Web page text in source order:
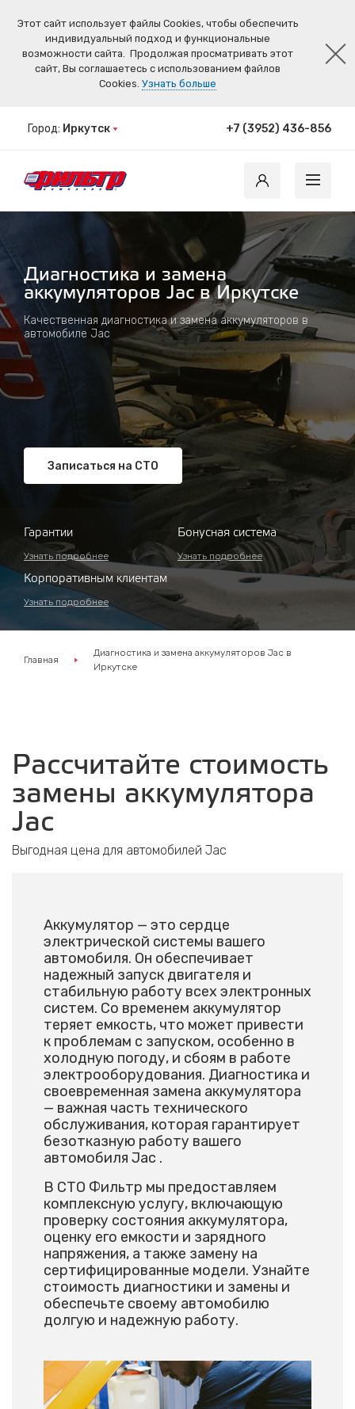
Этот сайт использует файлы Cookies, чтобы обеспечить
индивидуальный подход и функциональные
возможности сайта. Продолжая просматривать этот
сайт, Вы соглашаетесь с использованием файлов
Cookies. Узнать больше
Город: Иркутск +7 (3952) 436-856
Диагностика и замена
аккумуляторов Jac в Иркутске
Качественная диагностика и замена аккумуляторов в
автомобиле Jac
Записаться на СТО
Гарантии
Узнать подробнее
Бонусная система
Узнать подробнее
Корпоративным клиентам
Узнать подробнее
Главная
Диагностика и замена аккумуляторов Jac в
Иркутске
Рассчитайте стоимость
замены аккумулятора
Jac
Выгодная цена для автомобилей Jac
Аккумулятор — это сердце
электрической системы вашего
автомобиля. Он обеспечивает
надежный запуск двигателя и
стабильную работу всех электронных
систем. Со временем аккумулятор
теряет емкость, что может привести
к проблемам с запуском, особенно в
холодную погоду, и сбоям в работе
электрооборудования. Диагностика и
своевременная замена аккумулятора
— важная часть технического
обслуживания, которая гарантирует
безотказную работу вашего
автомобиля Jac .
В СТО Фильтр мы предоставляем
комплексную услугу, включающую
проверку состояния аккумулятора,
оценку его емкости и зарядного
напряжения, а также замену на
сертифицированные модели. Узнайте
стоимость диагностики и замены и
обеспечьте своему автомобилю
долгую и надежную работу.